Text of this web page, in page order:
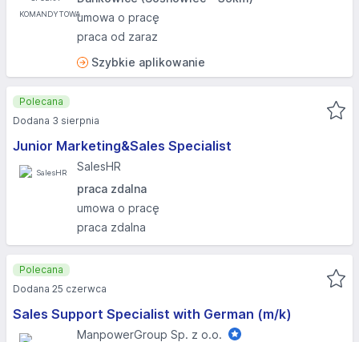
umowa o pracę
praca od zaraz
Szybkie aplikowanie
Junior Marketing&Sales Specialist
SalesHR
praca zdalna
umowa o pracę
praca zdalna
Polecana
Dodana 3 sierpnia
Sales Support Specialist with German (m/k)
ManpowerGroup Sp. z o.o.
Polecana
Dodana 25 czerwca